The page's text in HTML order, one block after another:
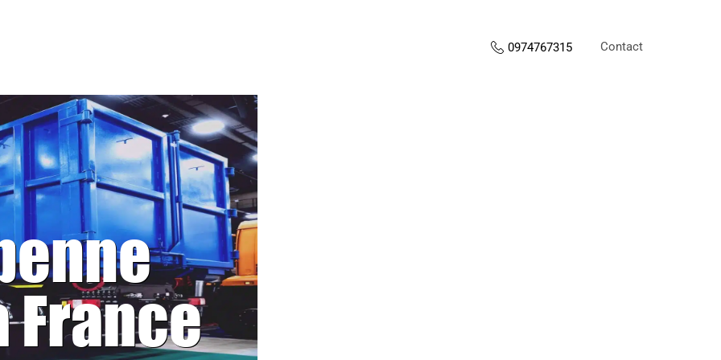
0974767315 Contact
France